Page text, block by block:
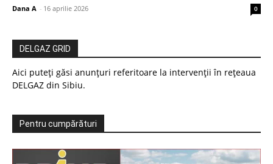
Dana A - 16 aprilie 2026 0
DELGAZ GRID
Aici puteți găsi anunțuri referitoare la intervenții în rețeaua
DELGAZ din Sibiu.
Pentru cumpărături